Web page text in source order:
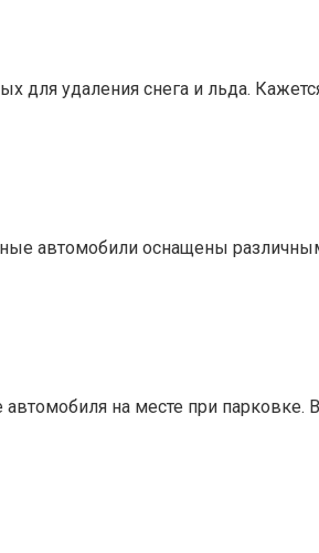
для удаления снега и льда.
автомобили оснащены
на месте при парковке.